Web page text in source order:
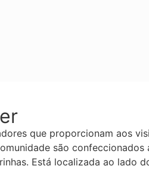
que proporcionam aos
são
Está localizada ao lado